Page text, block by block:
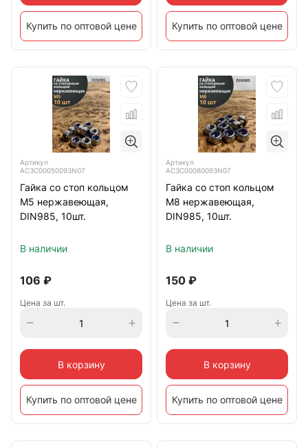
Купить по оптовой цене Купить по оптовой цене
Артикул
АС3C00050093N07
Гайка со стоп кольцом
М5 нержавеющая,
DIN985, 10шт.
В наличии
106 ₽
Цена за шт.
В корзину
Купить по оптовой цене
Артикул
АС3C00080093N07
Гайка со стоп кольцом
М8 нержавеющая,
DIN985, 10шт.
В наличии
150 ₽
Цена за шт.
В корзину
Купить по оптовой цене